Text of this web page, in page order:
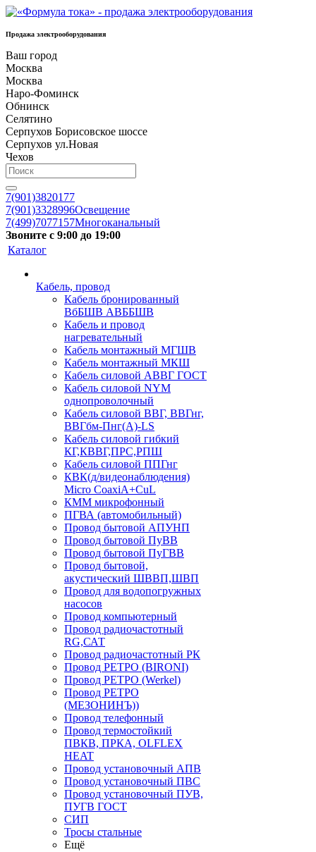
Продажа электрооборудования
Ваш город
Москва
Москва
Наро-Фоминск
Обнинск
Селятино
Серпухов Борисовское шоссе
Серпухов ул.Новая
Чехов
7(901)3820177
7(901)3328996Освещение
7(499)7077157Многоканальный
Звоните с 9:00 до 19:00
Каталог
Кабель, провод
Кабель бронированный
ВбБШВ АВББШВ
Кабель и провод
нагревательный
Кабель монтажный МГШВ
Кабель монтажный МКШ
Кабель силовой АВВГ ГОСТ
Кабель силовой NYM
однопроволочный
Кабель силовой ВВГ, ВВГнг,
ВВГбм-Пнг(А)-LS
Кабель силовой гибкий
КГ,КВВГ,ПРС,РПШ
Кабель силовой ППГнг
КВК(д/видеонаблюдения)
Micro CoaxiA+CuL
КММ микрофонный
ПГВА (автомобильный)
Провод бытовой АПУНП
Провод бытовой ПуВВ
Провод бытовой ПуГВВ
Провод бытовой,
акустический ШВВП,ШВП
Провод для водопогружных
насосов
Провод компьютерный
Провод радиочастотный
RG,САТ
Провод радиочастотный РК
Провод РЕТРО (BIRONI)
Провод РЕТРО (Werkel)
Провод РЕТРО
(МЕЗОНИНЪ))
Провод телефонный
Провод термостойкий
ПВКВ, ПРКА, OLFLEX
HEAT
Провод установочный АПВ
Провод установочный ПВС
Провод установочный ПУВ,
ПУГВ ГОСТ
СИП
Тросы стальные
Ещё